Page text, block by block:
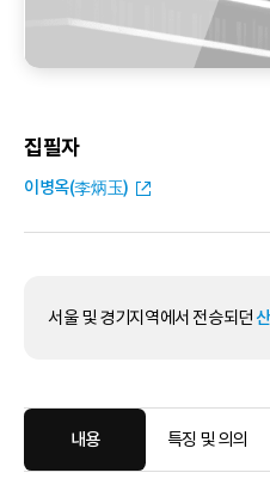
집필자
이병옥(李炳玉)
서울 및 경기지역에서 전승되던
내용 특징 및 의의